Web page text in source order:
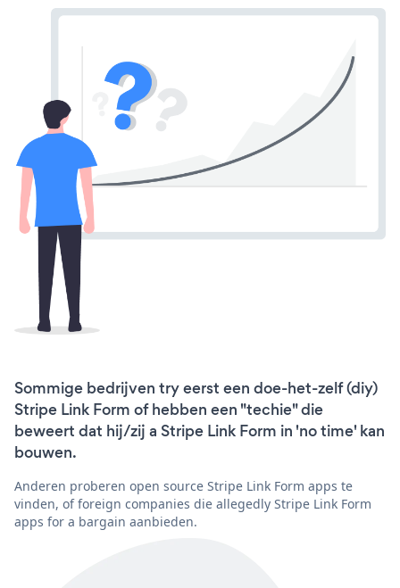
Sommige bedrijven try eerst een doe-het-zelf (diy)
Stripe Link Form of hebben een "techie" die
beweert dat hij/zij a Stripe Link Form in 'no time' kan
bouwen.
Anderen proberen open source Stripe Link Form apps te
vinden, of foreign companies die allegedly Stripe Link Form
apps for a bargain aanbieden.